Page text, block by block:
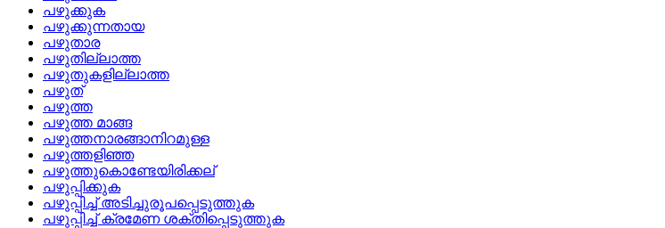
പഴുക്കുക
പഴുക്കുന്നതായ
പഴുതാര
പഴുതില്ലാത്ത
പഴുതുകളില്ലാത്ത
പഴുത്
പഴുത്ത
പഴുത്ത മാങ്ങ
പഴുത്തനാരങ്ങാനിറമുള്ള
പഴുത്തളിഞ്ഞ
പഴുത്തുകൊണ്ടേയിരിക്കല്
പഴുപ്പിക്കുക
പഴുപ്പിച്ച്‌ അടിച്ചുരൂപപ്പെടുത്തുക
പഴുപ്പിച്ച്‌ ക്രമേണ ശക്തിപ്പെടുത്തുക